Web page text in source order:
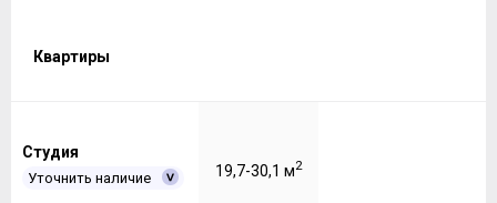
Квартиры
Студия
Уточнить наличие 19,7-30,1 м2